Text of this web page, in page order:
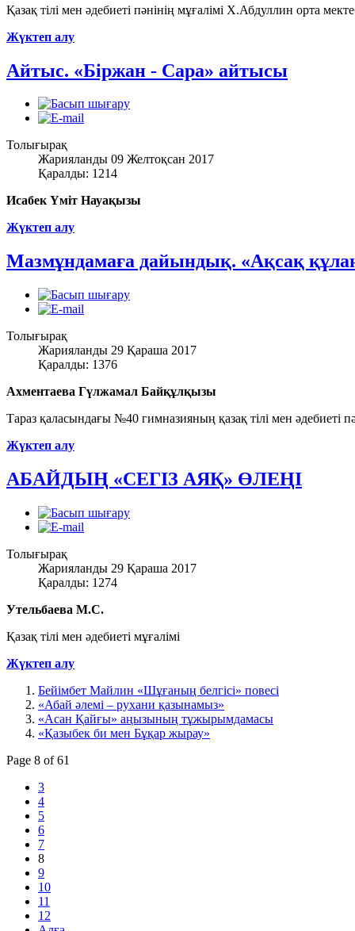
Қазақ тілі мен әдебиеті пәнінің мұғалімі Х.Абдуллин орта
Жүктеп алу
Айтыс. «Біржан - Сара» айтысы
Толығырақ
Жарияланды 09 Желтоқсан 2017
Қаралды: 1214
Исабек Үміт Науақызы
Жүктеп алу
Мазмұндамаға дайындық. «Ақсақ
Толығырақ
Жарияланды 29 Қараша 2017
Қаралды: 1376
Ахментаева Гүлжамал Байқұлқызы
Тараз қаласындағы №40 гимназияның қазақ тілі мен әдебиеті
Жүктеп алу
АБАЙДЫҢ «СЕГІЗ АЯҚ» ӨЛЕҢІ
Толығырақ
Жарияланды 29 Қараша 2017
Қаралды: 1274
Утельбаева М.С.
Қазақ тілі мен әдебиеті мұғалімі
Жүктеп алу
Бейімбет Майлин «Шұғаның белгісі» повесі
«Абай әлемі – рухани қазынамыз»
«Асан Қайғы» аңызының тұжырымдамасы
«Қазыбек би мен Бұқар жырау»
Page 8 of 61
3
4
5
6
7
8
9
10
11
12